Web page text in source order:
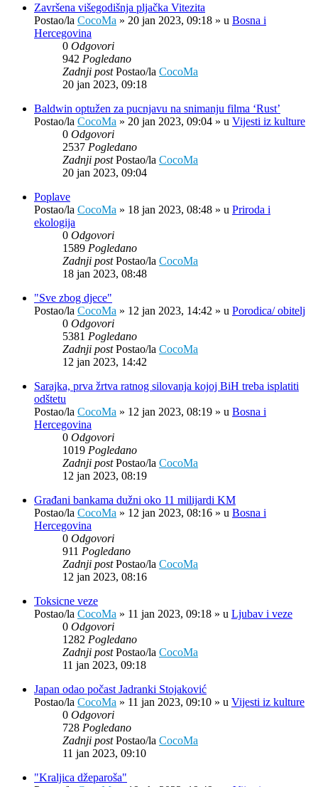
Završena višegodišnja pljačka Vitezita
Postao/la CocoMa » 20 jan 2023, 09:18 » u Bosna i
Hercegovina
0 Odgovori
942 Pogledano
Zadnji postPostao/la CocoMa
20 jan 2023, 09:18
Baldwin optužen za pucnjavu na snimanju filma ‘Rust’
Postao/la CocoMa » 20 jan 2023, 09:04 » u Vijesti iz kulture
0 Odgovori
2537 Pogledano
Zadnji postPostao/la CocoMa
20 jan 2023, 09:04
Poplave
Postao/la CocoMa » 18 jan 2023, 08:48 » u Priroda i
ekologija
0 Odgovori
1589 Pogledano
Zadnji postPostao/la CocoMa
18 jan 2023, 08:48
"Sve zbog djece"
Postao/la CocoMa » 12 jan 2023, 14:42 » u Porodica/ obitelj
0 Odgovori
5381 Pogledano
Zadnji postPostao/la CocoMa
12 jan 2023, 14:42
Sarajka, prva žrtva ratnog silovanja kojoj BiH treba isplatiti
odštetu
Postao/la CocoMa » 12 jan 2023, 08:19 » u Bosna i
Hercegovina
0 Odgovori
1019 Pogledano
Zadnji postPostao/la CocoMa
12 jan 2023, 08:19
Građani bankama dužni oko 11 milijardi KM
Postao/la CocoMa » 12 jan 2023, 08:16 » u Bosna i
Hercegovina
0 Odgovori
911 Pogledano
Zadnji postPostao/la CocoMa
12 jan 2023, 08:16
Toksicne veze
Postao/la CocoMa » 11 jan 2023, 09:18 » u Ljubav i veze
0 Odgovori
1282 Pogledano
Zadnji postPostao/la CocoMa
11 jan 2023, 09:18
Japan odao počast Jadranki Stojaković
Postao/la CocoMa » 11 jan 2023, 09:10 » u Vijesti iz kulture
0 Odgovori
728 Pogledano
Zadnji postPostao/la CocoMa
11 jan 2023, 09:10
"Kraljica džeparoša"